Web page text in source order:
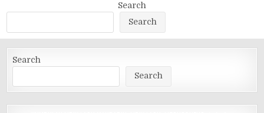
Search
Search
Search
Search